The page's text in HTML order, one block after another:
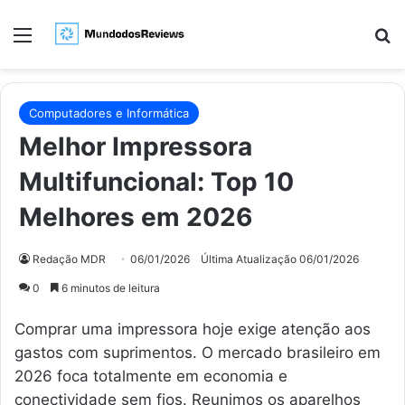
Menu
Computadores e Informática
Melhor Impressora
Multifuncional: Top 10
Melhores em 2026
Redação MDR 06/01/2026 Última Atualização 06/01/2026
0 6 minutos de leitura
Comprar uma impressora hoje exige atenção aos
gastos com suprimentos. O mercado brasileiro em
2026 foca totalmente em economia e
conectividade sem fios. Reunimos os aparelhos